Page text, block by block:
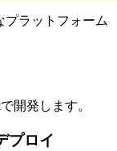
プラットフォーム
開発します。
プロイ